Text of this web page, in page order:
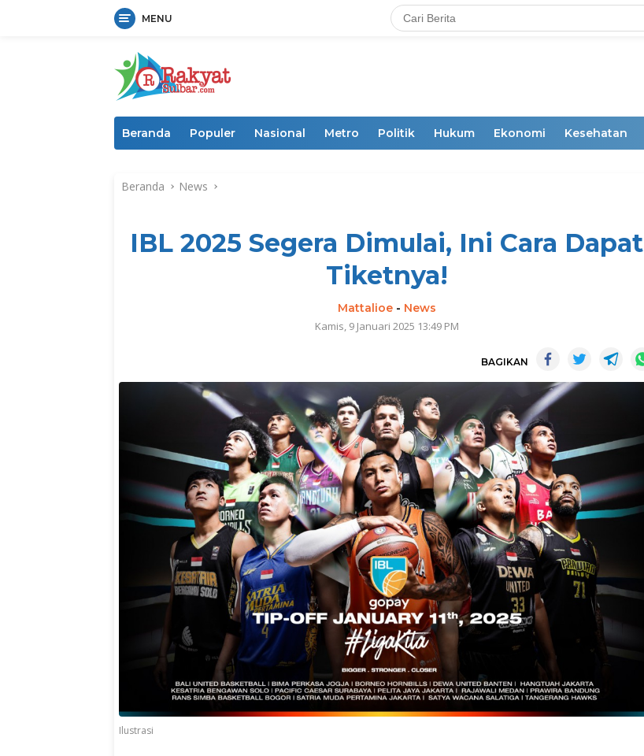
MENU
Beranda Populer Nasional Metro Politik Hukum Ekonomi Kesehatan
Beranda News
IBL 2025 Segera Dimulai, Ini Cara Dapat
Tiketnya!
Mattalioe- News
Kamis, 9 Januari 2025 13:49 PM
BAGIKAN
Ilustrasi